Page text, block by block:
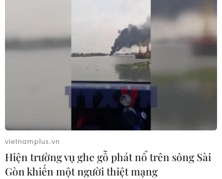
vietnamplus.vn
Hiện trường vụ ghe gỗ phát nổ trên sông Sài
Gòn khiến một người thiệt mạng